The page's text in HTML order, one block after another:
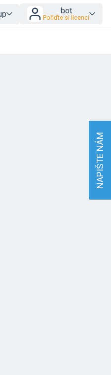
bot
Pořiďte si licenci
NAPIŠTE NÁM